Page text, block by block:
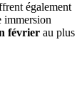
également
immersion
février au plus